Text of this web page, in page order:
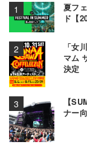
夏フ
ド【
「女
マム
決定
【
ナー